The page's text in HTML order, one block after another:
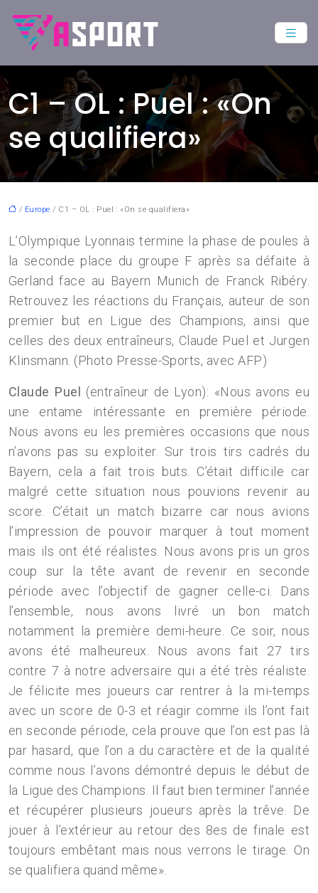
C1 – OL : Puel : «On
se qualifiera»
/ Europe / C1 – OL : Puel : «On se qualifiera»
L’Olympique Lyonnais termine la phase de poules à
la seconde place du groupe F après sa défaite à
Gerland face au Bayern Munich de Franck Ribéry.
Retrouvez les réactions du Français, auteur de son
premier but en Ligue des Champions, ainsi que
celles des deux entraîneurs, Claude Puel et Jurgen
Klinsmann. (Photo Presse-Sports, avec AFP)
Claude Puel
(entraîneur de Lyon): «Nous avons eu
une entame intéressante en première période.
Nous avons eu les premières occasions que nous
n’avons pas su exploiter. Sur trois tirs cadrés du
Bayern, cela a fait trois buts. C’était difficile car
malgré cette situation nous pouvions revenir au
score. C’était un match bizarre car nous avions
l’impression de pouvoir marquer à tout moment
mais ils ont été réalistes. Nous avons pris un gros
coup sur la tête avant de revenir en seconde
période avec l’objectif de gagner celle-ci. Dans
l’ensemble, nous avons livré un bon match
notamment la première demi-heure. Ce soir, nous
avons été malheureux. Nous avons fait 27 tirs
contre 7 à notre adversaire qui a été très réaliste.
Je félicite mes joueurs car rentrer à la mi-temps
avec un score de 0-3 et réagir comme ils l’ont fait
en seconde période, cela prouve que l’on est pas là
par hasard, que l’on a du caractère et de la qualité
comme nous l’avons démontré depuis le début de
la Ligue des Champions. Il faut bien terminer l’année
et récupérer plusieurs joueurs après la trêve. De
jouer à l’extérieur au retour des 8es de finale est
toujours embêtant mais nous verrons le tirage. On
se qualifiera quand même».